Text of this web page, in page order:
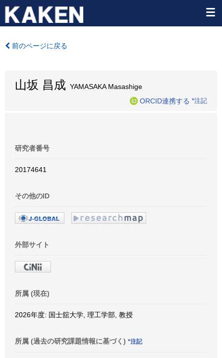
前のページに戻る
山坂 昌成 YAMASAKA Masashige
ORCID連携する *注記
研究者番号
20174641
その他のID
外部サイト
所属 (現在)
2026年度: 国士舘大学, 理工学部, 教授
所属 (過去の研究課題情報に基づく) *注記